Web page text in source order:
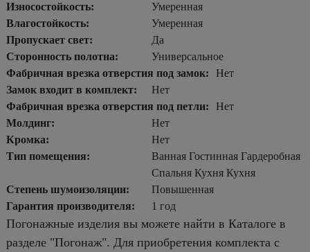
Износостойкость:
Умеренная
Влагостойкость:
Умеренная
Пропускает свет:
Да
Сторонность полотна:
Универсальное
Фабричная врезка отверстия под замок:
Нет
Замок входит в комплект:
Нет
Фабричная врезка отверстия под петли:
Нет
Молдинг:
Нет
Кромка:
Нет
Тип помещения:
Ванная Гостинная Гардеробная
Спальня Кухня Кухня
Степень шумоизоляции:
Повышенная
Гарантия производителя:
1 год
Погонажные изделия вы можете найти в Каталоге в
разделе "Погонаж". Для приобретения комплекта с